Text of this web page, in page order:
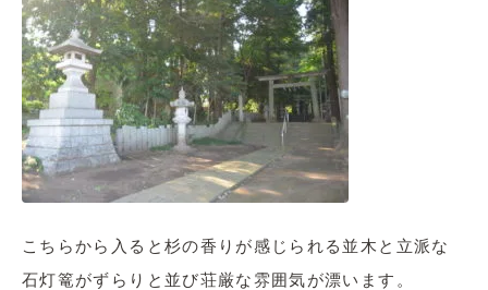
こちらから入ると杉の香りが感じられる並木と立派な
石灯篭がずらりと並び荘厳な雰囲気が漂います。